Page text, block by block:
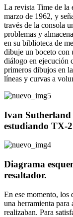
La revista Time de la
marzo de 1962, y
través de la consola
problemas y
en su biblioteca de
dibuje un boceto con
diálogo en ejecución
primeros dibujos en
líneas y curvas a
Ivan Sutherland
estudiando TX-2
Diagrama
resaltador.
En ese momento, los
una herramienta
realizaban. Para